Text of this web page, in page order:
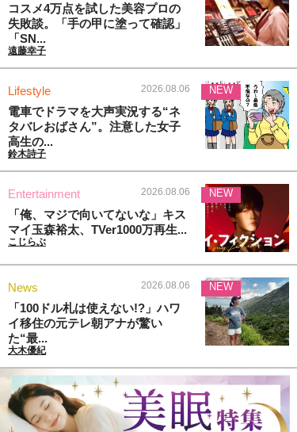
コスメ4万点を試した美容プロの
失敗談。「手の甲に塗って確認」
「SN...
遠藤幸子
Lifestyle 2026.08.06
電車でドラマを大声実況する“ネ
タバレおばさん”。注意した女子
高生の...
鈴木詩子
NEW
Entertainment 2026.08.06
「俺、マジで向いてないな」キス
マイ玉森裕太、TVer1000万再生...
こじらぶ
NEW
News 2026.08.06
「100ドル札は使えない!?」ハワ
イ移住の元テレ朝アナが驚い
た“最...
大木優紀
NEW